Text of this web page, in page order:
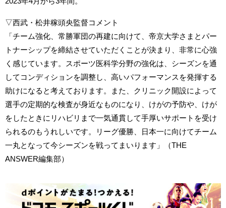
▽西武・松井稼頭央監督コメント
「チーム強化、常勝軍団の再建に向けて、帝京大学さまとパー
トナーシップを締結させていただくことが決まり、非常に心強
く感じています。スポーツ医科学分野の強化は、シーズンを通
してコンディションを調整し、高いパフォーマンスを発揮する
助けになると考えております。また、クリニック開設によって
選手の定期的な検査が身近なものになり、けがの予防や、けが
をしたときにリハビリまで一気通貫して手厚いサポートを受け
られるのもうれしいです。リーグ優勝、日本一に向けてチーム
一丸となって今シーズンを戦ってまいります」（THE
ANSWER編集部）